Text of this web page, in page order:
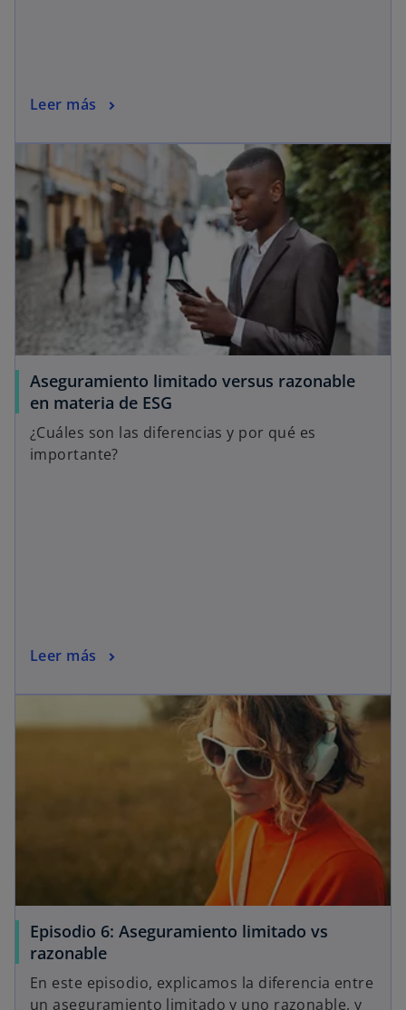
Leer más
Aseguramiento limitado versus razonable
en materia de ESG
¿Cuáles son las diferencias y por qué es
importante?
Leer más
Episodio 6: Aseguramiento limitado vs
razonable
En este episodio, explicamos la diferencia entre
un aseguramiento limitado y uno razonable, y